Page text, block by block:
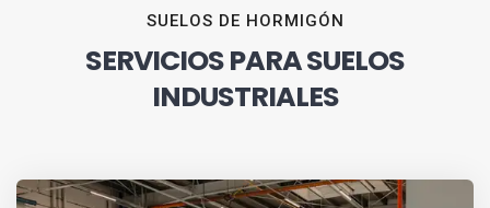
SUELOS DE HORMIGÓN
SERVICIOS PARA SUELOS
INDUSTRIALES